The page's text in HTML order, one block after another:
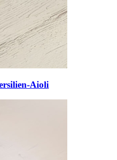
Aioli